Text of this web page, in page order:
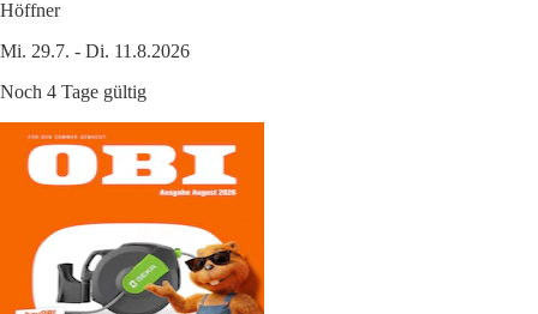
Höffner
Mi. 29.7. - Di. 11.8.2026
Noch 4 Tage gültig